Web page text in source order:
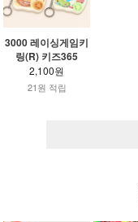
3000 레이싱게임키
링(R) 키즈365
2,100원
21원 적립